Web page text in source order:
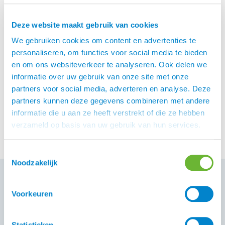
Deze website maakt gebruik van cookies
We gebruiken cookies om content en advertenties te
personaliseren, om functies voor social media te bieden
en om ons websiteverkeer te analyseren. Ook delen we
informatie over uw gebruik van onze site met onze
partners voor social media, adverteren en analyse. Deze
partners kunnen deze gegevens combineren met andere
informatie die u aan ze heeft verstrekt of die ze hebben
verzameld op basis van uw gebruik van hun services.
Noodzakelijk
Voorkeuren
Botanica Cleansing
Wash
€21,95